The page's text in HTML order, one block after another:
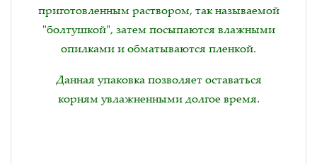
приготовленным раствором, так называемой
"болтушкой", затем посыпаются влажными
опилками и обматываются пленкой.
Данная упаковка позволяет оставаться
корням увлажненными долгое время.